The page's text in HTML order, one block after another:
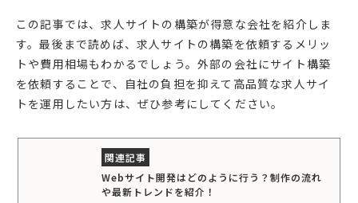
この記事では、求人サイトの構築が得意な会社を紹介しま
す。最後まで読めば、求人サイトの構築を依頼するメリッ
トや費用相場もわかるでしょう。外部の会社にサイト構築
を依頼することで、自社の負担を抑えて高品質な求人サイ
トを運用したい方は、ぜひ参考にしてください。
Webサイト開発はどのように行う？制作の流れ
や最新トレンドを紹介！